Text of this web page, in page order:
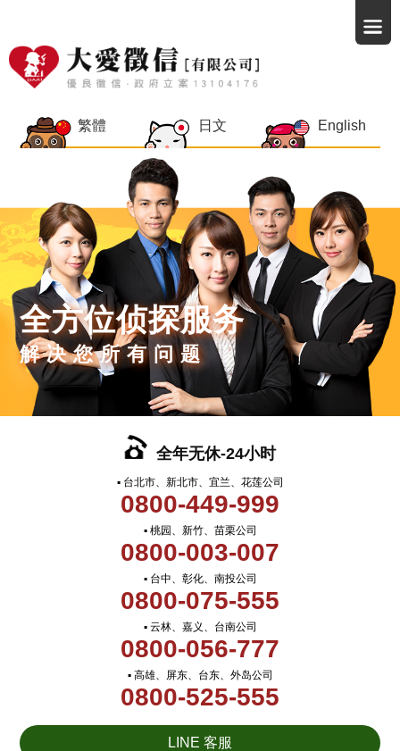
繁體 日文 English
全方位侦探服务
解决您所有问题
全年无休-24小时
▪ 台北市、新北市、宜兰、花莲公司
0800-449-999
▪ 桃园、新竹、苗栗公司
0800-003-007
▪ 台中、彰化、南投公司
0800-075-555
▪ 云林、嘉义、台南公司
0800-056-777
▪ 高雄、屏东、台东、外岛公司
0800-525-555
LINE 客服